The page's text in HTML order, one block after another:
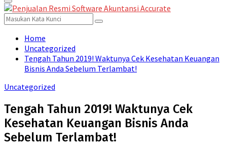
for:
Primary
Menu
Search
for:
Search
Home
Uncategorized
Tengah Tahun 2019! Waktunya Cek Kesehatan Keuangan
Bisnis Anda Sebelum Terlambat!
Uncategorized
Tengah Tahun 2019! Waktunya Cek
Kesehatan Keuangan Bisnis Anda
Sebelum Terlambat!